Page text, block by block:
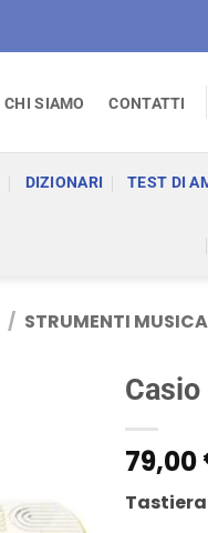
CHI SIAMO CONTATTI
DIZIONARI TEST DI
/ STRUMENTI
79,00